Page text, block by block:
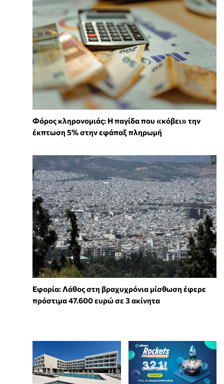
Φόρος κληρονομιάς: Η παγίδα που «κόβει» την
έκπτωση 5% στην εφάπαξ πληρωμή
Εφορία: Λάθος στη βραχυχρόνια μίσθωση έφερε
πρόστιμα 47.600 ευρώ σε 3 ακίνητα